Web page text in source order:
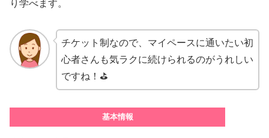
り学べます。
チケット制なので、マイペースに通いたい初
心者さんも気ラクに続けられるのがうれしい
ですね！⛳
基本情報